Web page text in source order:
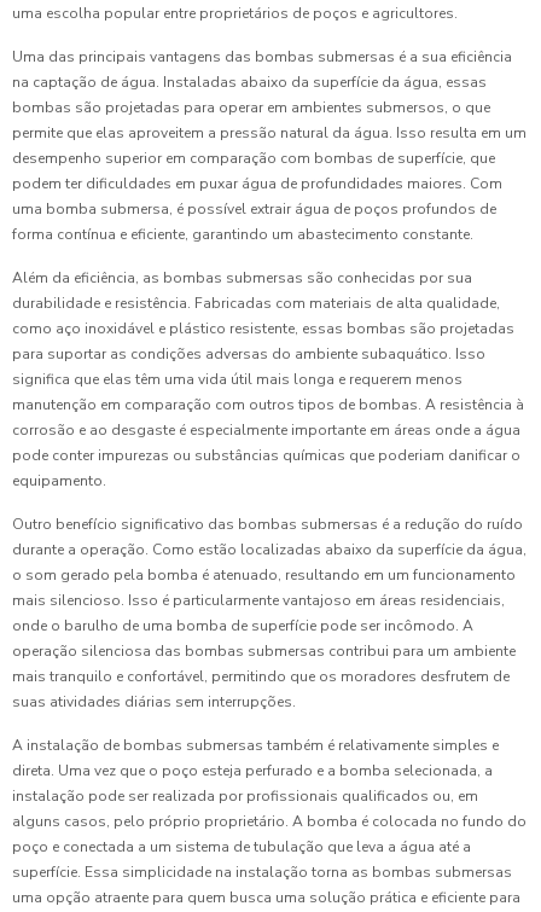
uma escolha popular entre proprietários de poços e agricultores.
Uma das principais vantagens das bombas submersas é a sua eficiência
na captação de água. Instaladas abaixo da superfície da água, essas
bombas são projetadas para operar em ambientes submersos, o que
permite que elas aproveitem a pressão natural da água. Isso resulta em um
desempenho superior em comparação com bombas de superfície, que
podem ter dificuldades em puxar água de profundidades maiores. Com
uma bomba submersa, é possível extrair água de poços profundos de
forma contínua e eficiente, garantindo um abastecimento constante.
Além da eficiência, as bombas submersas são conhecidas por sua
durabilidade e resistência. Fabricadas com materiais de alta qualidade,
como aço inoxidável e plástico resistente, essas bombas são projetadas
para suportar as condições adversas do ambiente subaquático. Isso
significa que elas têm uma vida útil mais longa e requerem menos
manutenção em comparação com outros tipos de bombas. A resistência à
corrosão e ao desgaste é especialmente importante em áreas onde a água
pode conter impurezas ou substâncias químicas que poderiam danificar o
equipamento.
Outro benefício significativo das bombas submersas é a redução do ruído
durante a operação. Como estão localizadas abaixo da superfície da água,
o som gerado pela bomba é atenuado, resultando em um funcionamento
mais silencioso. Isso é particularmente vantajoso em áreas residenciais,
onde o barulho de uma bomba de superfície pode ser incômodo. A
operação silenciosa das bombas submersas contribui para um ambiente
mais tranquilo e confortável, permitindo que os moradores desfrutem de
suas atividades diárias sem interrupções.
A instalação de bombas submersas também é relativamente simples e
direta. Uma vez que o poço esteja perfurado e a bomba selecionada, a
instalação pode ser realizada por profissionais qualificados ou, em
alguns casos, pelo próprio proprietário. A bomba é colocada no fundo do
poço e conectada a um sistema de tubulação que leva a água até a
superfície. Essa simplicidade na instalação torna as bombas submersas
uma opção atraente para quem busca uma solução prática e eficiente para